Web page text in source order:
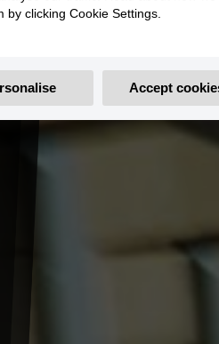
by clicking Cookie Settings.
Accept